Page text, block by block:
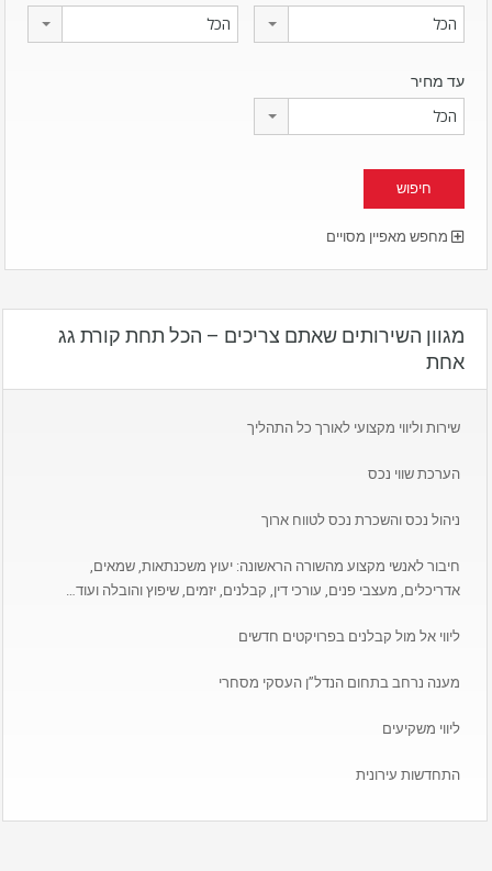
הכל הכל
עד מחיר
הכל
מחפש מאפיין מסויים
מגוון השירותים שאתם צריכים – הכל תחת קורת גג
אחת
שירות וליווי מקצועי לאורך כל התהליך
הערכת שווי נכס
ניהול נכס והשכרת נכס לטווח ארוך
חיבור לאנשי מקצוע מהשורה הראשונה: יעוץ משכנתאות, שמאים,
אדריכלים, מעצבי פנים, עורכי דין, קבלנים, יזמים, שיפוץ והובלה ועוד…
ליווי אל מול קבלנים בפרויקטים חדשים
מענה נרחב בתחום הנדל”ן העסקי מסחרי
ליווי משקיעים
התחדשות עירונית